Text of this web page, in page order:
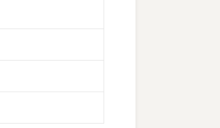
おすすめ！